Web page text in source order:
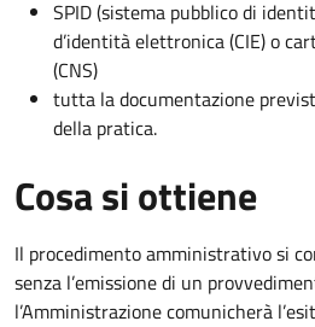
SPID (sistema pubblico di
d’identità elettronica (CIE) o
(CNS)
tutta la documentazione
della pratica.
Cosa si ottiene
Il procedimento amministrativo si
senza l’emissione di un
l’Amministrazione comunicherà